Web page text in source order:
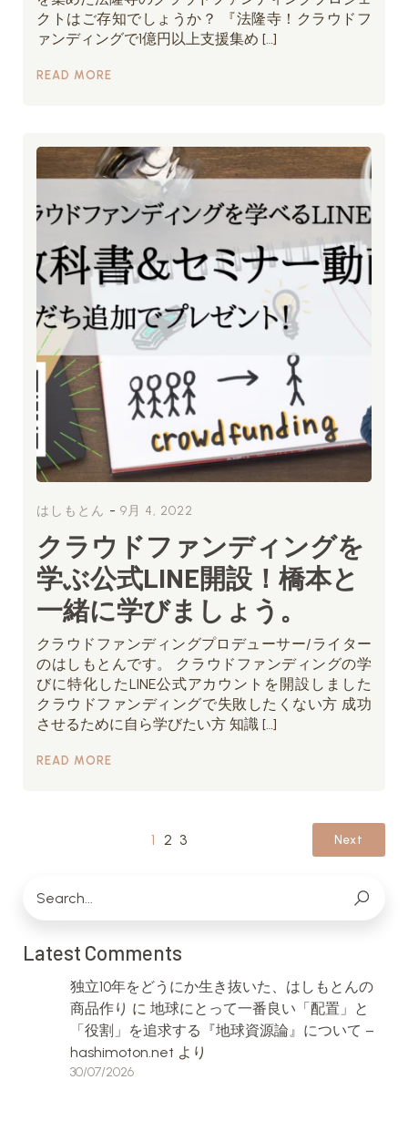
クトはご存知でしょうか？ 『法隆寺！クラウドフ
ァンディングで1億円以上支援集め […]
READ MORE
はしもとん - 9月 4, 2022
クラウドファンディングを
学ぶ公式LINE開設！橋本と
一緒に学びましょう。
クラウドファンディングプロデューサー/ライター
のはしもとんです。 クラウドファンディングの学
びに特化したLINE公式アカウントを開設しました
クラウドファンディングで失敗したくない方 成功
させるために自ら学びたい方 知識 […]
READ MORE
1 2 3 Next
Latest Comments
独立10年をどうにか生き抜いた、はしもとんの
商品作り に 地球にとって一番良い「配置」と
「役割」を追求する『地球資源論』について –
hashimoton.net より
30/07/2026